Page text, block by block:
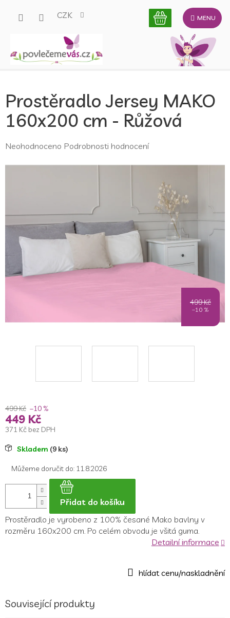
CZK
Prostěradlo Jersey MAKO
160x200 cm - Růžová
Průměrné
produktu
5
hvězdiček.
Neohodnoceno Podrobnosti hodnocení
499 Kč
–10 %
499 Kč –10 %
449 Kč
371 Kč bez DPH
MěrnáSkladem (9 ks)
Můžeme doručit do: 11.8.2026
Přidat do košíku
Prostěradlo je vyrobeno z 100% česané Mako bavlny v
rozměru 160x200 cm. Po celém obvodu je všitá guma.
Detailní informace
Související produkty